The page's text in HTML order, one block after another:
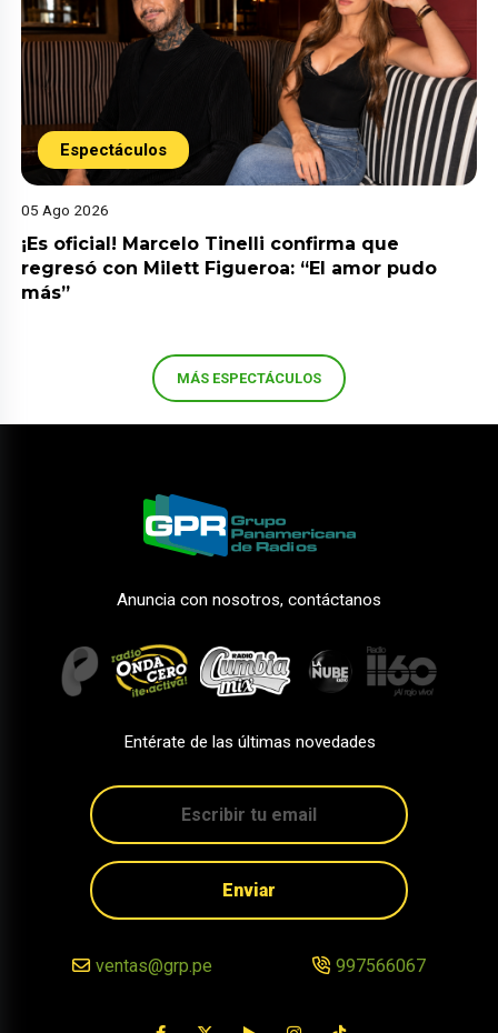
Espectáculos
05 Ago 2026
¡Es oficial! Marcelo Tinelli confirma que
regresó con Milett Figueroa: “El amor pudo
más”
MÁS ESPECTÁCULOS
Anuncia con nosotros, contáctanos
Entérate de las últimas novedades
Enviar
ventas@grp.pe 997566067